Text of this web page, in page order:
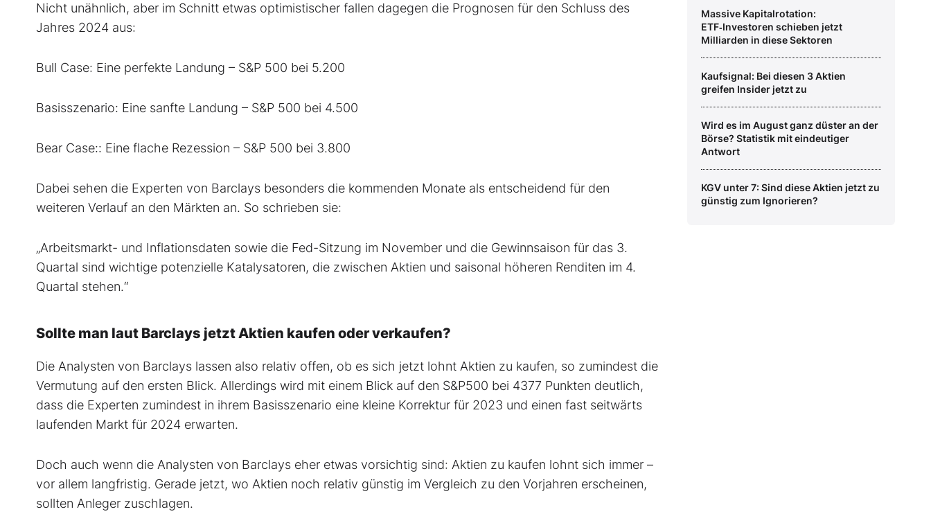
Nicht unähnlich, aber im Schnitt etwas optimistischer fallen dagegen die Prognosen für den Schluss des
Jahres 2024 aus:
Bull Case: Eine perfekte Landung – S&P 500 bei 5.200
Basisszenario: Eine sanfte Landung – S&P 500 bei 4.500
Bear Case:: Eine flache Rezession – S&P 500 bei 3.800
Dabei sehen die Experten von Barclays besonders die kommenden Monate als entscheidend für den
weiteren Verlauf an den Märkten an. So schrieben sie:
„Arbeitsmarkt- und Inflationsdaten sowie die Fed-Sitzung im November und die Gewinnsaison für das 3.
Quartal sind wichtige potenzielle Katalysatoren, die zwischen Aktien und saisonal höheren Renditen im 4.
Quartal stehen.“
Sollte man laut Barclays jetzt Aktien kaufen oder verkaufen?
Die Analysten von Barclays lassen also relativ offen, ob es sich jetzt lohnt Aktien zu kaufen, so zumindest die
Vermutung auf den ersten Blick. Allerdings wird mit einem Blick auf den S&P500 bei 4377 Punkten deutlich,
dass die Experten zumindest in ihrem Basisszenario eine kleine Korrektur für 2023 und einen fast seitwärts
laufenden Markt für 2024 erwarten.
Doch auch wenn die Analysten von Barclays eher etwas vorsichtig sind: Aktien zu kaufen lohnt sich immer –
vor allem langfristig. Gerade jetzt, wo Aktien noch relativ günstig im Vergleich zu den Vorjahren erscheinen,
sollten Anleger zuschlagen.
Massive Kapitalrotation:
ETF‑Investoren schieben jetzt
Milliarden in diese Sektoren
Kaufsignal: Bei diesen 3 Aktien
greifen Insider jetzt zu
Wird es im August ganz düster an der
Börse? Statistik mit eindeutiger
Antwort
KGV unter 7: Sind diese Aktien jetzt zu
günstig zum Ignorieren?